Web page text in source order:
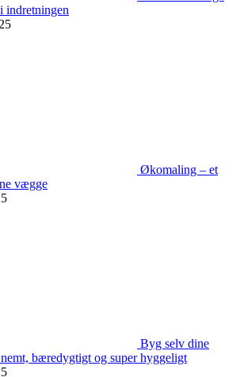
indretningen
Økomaling – et
vægge
Byg selv dine
bæredygtigt og super hyggeligt